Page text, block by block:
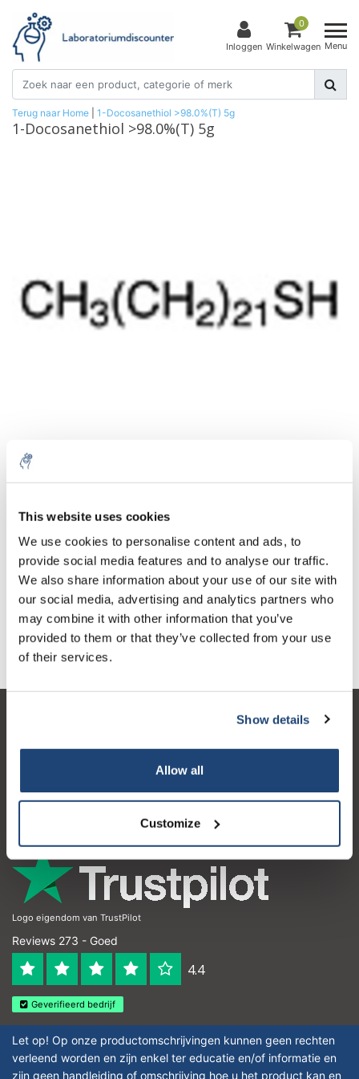
This website uses cookies
We use cookies to personalise content and ads, to
provide social media features and to analyse our traffic.
We also share information about your use of our site with
our social media, advertising and analytics partners who
may combine it with other information that you’ve
provided to them or that they’ve collected from your use
of their services.
Show details
Allow all
Customize
Inloggen
0
Winkelwagen Menu
Terug naar Home 1-Docosanethiol >98.0%(T) 5g
1-Docosanethiol >98.0%(T) 5g
1 Stuk Excl. btw
€347,28
Incl. btw
Toevoegen aan winkelwagen
Informatie
Contactgegevens
Logo eigendom van TrustPilot
Reviews 273 - Goed
4.4
Geverifieerd bedrijf
Let op! Op onze productomschrijvingen kunnen geen rechten
verleend worden en zijn enkel ter educatie en/of informatie en
zijn geen handleiding of omschrijving hoe u het product kan en